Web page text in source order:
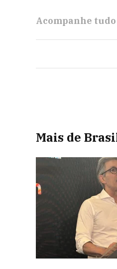
Acompanhe
Mais de